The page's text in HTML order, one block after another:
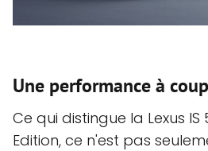
Une performance à
Ce qui distingue la Lexus IS
Edition, ce n'est pas